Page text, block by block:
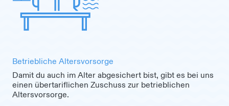
Betriebliche Altersvorsorge
Damit du auch im Alter abgesichert bist, gibt es bei uns
einen übertariflichen Zuschuss zur betrieblichen
Altersvorsorge.